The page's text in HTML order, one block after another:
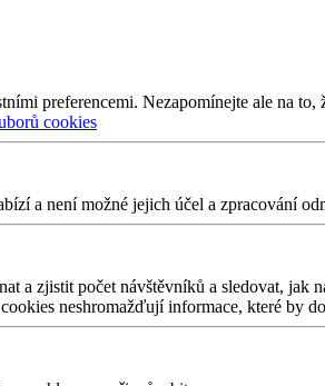
preferencemi. Nezapomínejte ale na
cookies
a není možné jejich účel a zpracování
a zjistit počet návštěvníků a sledovat, jak
neshromažďují informace, které by